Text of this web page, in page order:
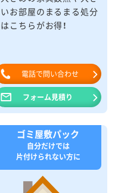
いお部屋のまるまる処分
はこちらがお得！
電話で問い合わせ
フォーム見積り
ゴミ屋敷パック
自分だけでは
片付けられない方に